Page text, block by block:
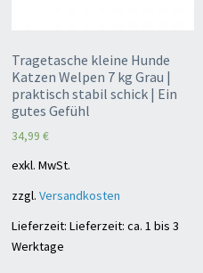
Tragetasche kleine Hunde
Katzen Welpen 7 kg Grau |
praktisch stabil schick | Ein
gutes Gefühl
34,99 €
exkl. MwSt.
zzgl. Versandkosten
Lieferzeit: Lieferzeit: ca. 1 bis 3
Werktage